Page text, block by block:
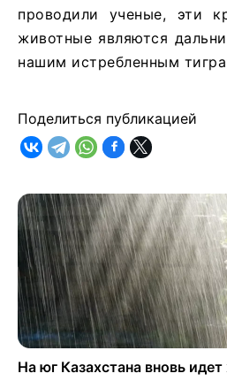
проводили ученые, эти
животные являются
нашим истребленным
Поделиться публикацией
На юг Казахстана вновь